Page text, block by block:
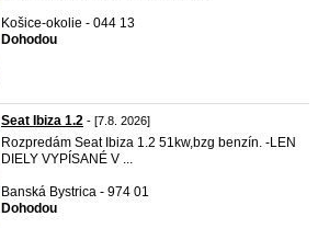
Košice-okolie - 044 13
Dohodou
Seat Ibiza 1.2 - [7.8. 2026]
Rozpredám Seat Ibiza 1.2 51kw,bzg benzín. -LEN
DIELY VYPÍSANÉ V ...
Banská Bystrica - 974 01
Dohodou